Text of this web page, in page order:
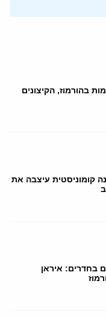
בהורמוז, הקיצונים
קומוניסטית עיצבה את
בחדרים: איראן